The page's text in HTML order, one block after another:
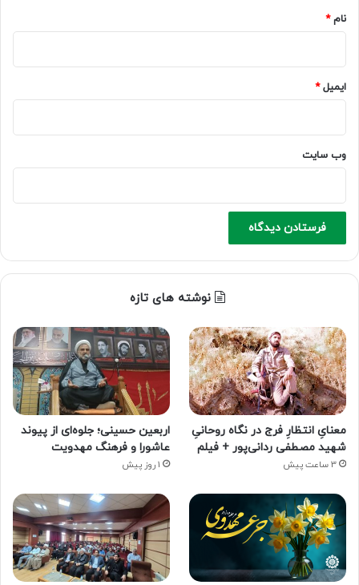
نام*
ایمیل*
وب‌ سایت
نوشته های تازه
معنایِ انتظارِ فرج در نگاه روحانیِ
شهید مصطفی ردانی‌پور + فیلم
3 ساعت پیش
اربعین حسینی؛ جلوه‌ای از پیوند
عاشورا و فرهنگ مهدویت
1 روز پیش